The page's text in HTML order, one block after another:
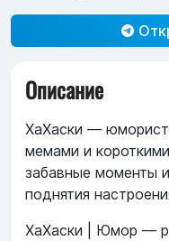
Описание
ХаХаски —
мемами и
забавные моменты
поднятия
ХаХаски | Юмор —